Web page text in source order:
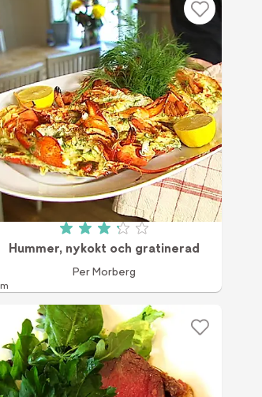
Betyg: 3.2 av 5 (259 röster)
Hummer, nykokt och gratinerad
Per Morberg